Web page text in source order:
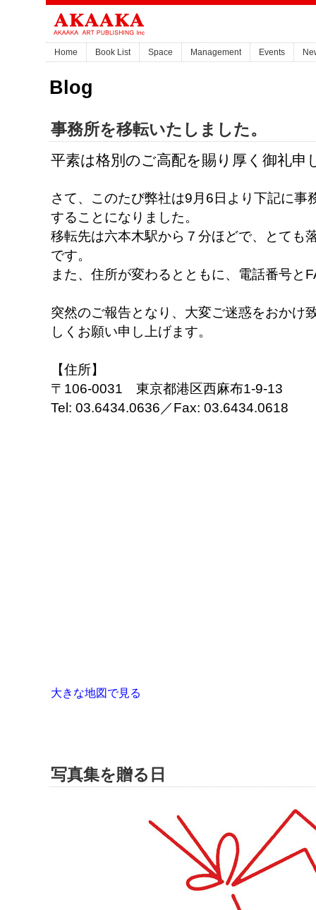
Home Book List Space Management Events
Blog
事務所を移転いたしました。
平素は格別のご高配を賜り厚く御礼申
さて、このたび弊社は9月6日より下記に事
することになりました。
移転先は六本木駅から７分ほどで、とても
です。
また、住所が変わるとともに、電話番号と
突然のご報告となり、大変ご迷惑をおかけ
しくお願い申し上げます。
【住所】
〒106-0031 東京都港区西麻布1-9-13
Tel: 03.6434.0636／Fax: 03.6434.0618
大きな地図で見る
写真集を贈る日